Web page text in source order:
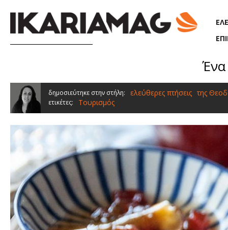
Ένα
δημοσιεύτηκε στην στήλη: ελεύθερες πτήσεις της
ετικέτες: Τουρισμός